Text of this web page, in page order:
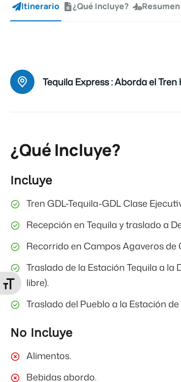
Alternar tamaño de letra
Itinerario ¿Qué Incluye? Resumen
Tequila Express :Aborda el Tren
¿Qué Incluye?
Incluye
Tren GDL-Tequila-GDL Clase
Recepción en Tequila y traslado a
Recorrido en Campos Agaveros de
Traslado de la Estación Tequila a
libre).
Traslado del Pueblo a la Estación de
No Incluye
Alimentos.
Bebidas abordo.